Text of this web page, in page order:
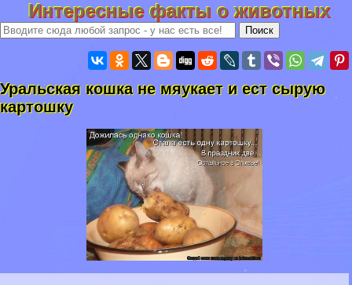
Интересные факты о животных
Уральская кошка не мяукает и ест сырую
картошку